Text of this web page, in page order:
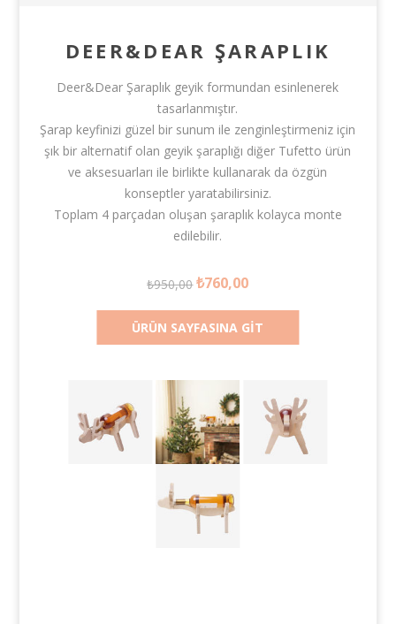
DEER&DEAR ŞARAPLIK
Deer&Dear Şaraplık geyik formundan esinlenerek
tasarlanmıştır.
Şarap keyfinizi güzel bir sunum ile zenginleştirmeniz için
şık bir alternatif olan geyik şaraplığı diğer Tufetto ürün
ve aksesuarları ile birlikte kullanarak da özgün
konseptler yaratabilirsiniz.
Toplam 4 parçadan oluşan şaraplık kolayca monte
edilebilir.
₺950,00 ₺760,00
ÜRÜN SAYFASINA GIT